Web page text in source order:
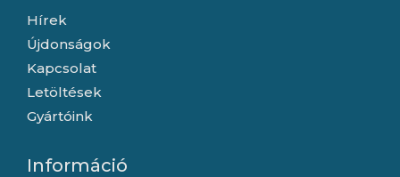
Hírek
Újdonságok
Kapcsolat
Letöltések
Gyártóink
Információ